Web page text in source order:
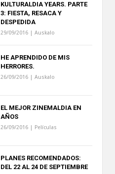
KULTURALDIA YEARS. PARTE
3: FIESTA, RESACA Y
DESPEDIDA
29/09/2016 | Auskalo
HE APRENDIDO DE MIS
HERRORES.
26/09/2016 | Auskalo
EL MEJOR ZINEMALDIA EN
AÑOS
26/09/2016 | Películas
PLANES RECOMENDADOS:
DEL 22 AL 24 DE SEPTIEMBRE